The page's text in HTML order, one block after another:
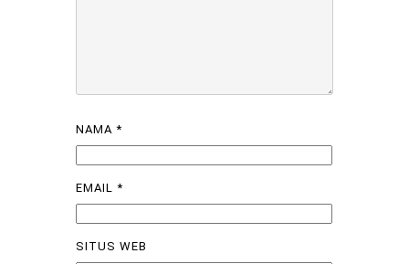
NAMA *
EMAIL *
SITUS WEB